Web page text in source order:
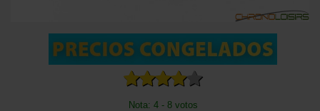
Nota: 4 - 8 votos